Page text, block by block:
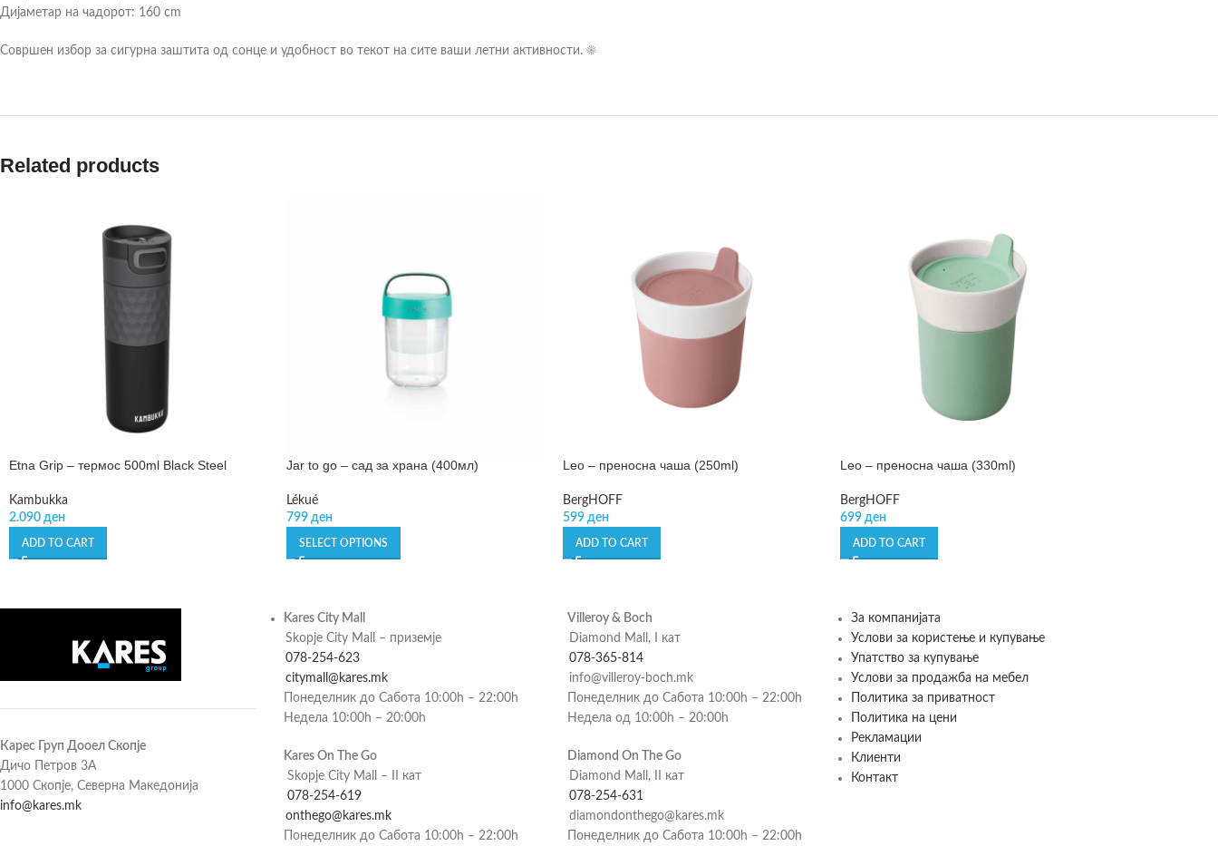
Дијаметар на чадорот: 160 cm
Совршен избор за сигурна заштита од сонце и удобност во текот на сите ваши летни активности. ☀️
Related products
Etna Grip – термос 500ml Black Steel
Kambukka
2.090 ден
ADD TO CART
Jar to go – сад за храна (400мл)
Lékué
799 ден
SELECT OPTIONS
Leo – преносна чаша (250ml)
BergHOFF
599 ден
ADD TO CART
Leo – преносна чаша (330ml)
BergHOFF
699 ден
ADD TO CART
Карес Груп Дооел Скопје
Дичо Петров 3А
1000 Скопје, Северна Македонија
info@kares.mk
Kares City Mall
Skopje City Mall – приземје
078-254-623
citymall@kares.mk
Понеделник до Сабота 10:00h – 22:00h
Недела 10:00h – 20:00h
Kares On The Go
Skopje City Mall – II кат
078-254-619
onthego@kares.mk
Понеделник до Сабота 10:00h – 22:00h
Villeroy & Boch
Diamond Mall, I кат
078-365-814
info@villeroy-boch.mk
Понеделник до Сабота 10:00h – 22:00h
Недела од 10:00h – 20:00h
Diamond On The Go
Diamond Mall, II кат
078-254-631
diamondonthego@kares.mk
Понеделник до Сабота 10:00h – 22:00h
За компанијата
Услови за користење и купување
Упатство за купување
Услови за продажба на мебел
Политика за приватност
Политика на цени
Рекламации
Клиенти
Контакт